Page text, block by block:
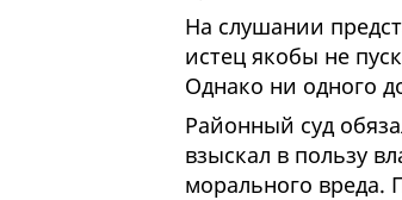
На слушании
истец якобы не
Однако ни одного
Районный суд
взыскал в пользу
морального вреда.